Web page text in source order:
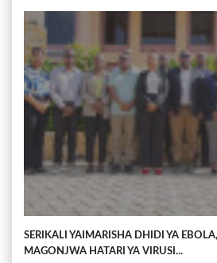
SERIKALI YAIMARISHA DHIDI YA
MAGONJWA HATARI YA VIRUSI...